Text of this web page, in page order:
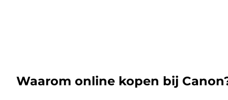
Waarom online kopen bij